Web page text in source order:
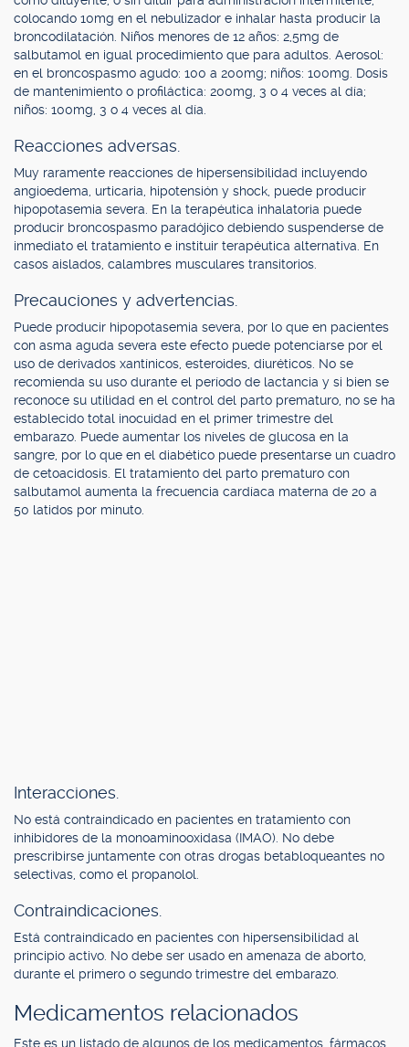
colocando 10mg en el nebulizador e inhalar hasta producir la
broncodilatación. Niños menores de 12 años: 2,5mg de
salbutamol en igual procedimiento que para adultos. Aerosol:
en el broncospasmo agudo: 100 a 200mg; niños: 100mg. Dosis
de mantenimiento o profiláctica: 200mg, 3 o 4 veces al día;
niños: 100mg, 3 o 4 veces al día.
Reacciones adversas.
Muy raramente reacciones de hipersensibilidad incluyendo
angioedema, urticaria, hipotensión y shock, puede producir
hipopotasemia severa. En la terapéutica inhalatoria puede
producir broncospasmo paradójico debiendo suspenderse de
inmediato el tratamiento e instituir terapéutica alternativa. En
casos aislados, calambres musculares transitorios.
Precauciones y advertencias.
Puede producir hipopotasemia severa, por lo que en pacientes
con asma aguda severa este efecto puede potenciarse por el
uso de derivados xantínicos, esteroides, diuréticos. No se
recomienda su uso durante el período de lactancia y si bien se
reconoce su utilidad en el control del parto prematuro, no se ha
establecido total inocuidad en el primer trimestre del
embarazo. Puede aumentar los niveles de glucosa en la
sangre, por lo que en el diabético puede presentarse un cuadro
de cetoacidosis. El tratamiento del parto prematuro con
salbutamol aumenta la frecuencia cardíaca materna de 20 a
50 latidos por minuto.
Interacciones.
No está contraindicado en pacientes en tratamiento con
inhibidores de la monoaminooxidasa (IMAO). No debe
prescribirse juntamente con otras drogas betabloqueantes no
selectivas, como el propanolol.
Contraindicaciones.
Está contraindicado en pacientes con hipersensibilidad al
principio activo. No debe ser usado en amenaza de aborto,
durante el primero o segundo trimestre del embarazo.
Medicamentos relacionados
Este es un listado de algunos de los medicamentos, fármacos